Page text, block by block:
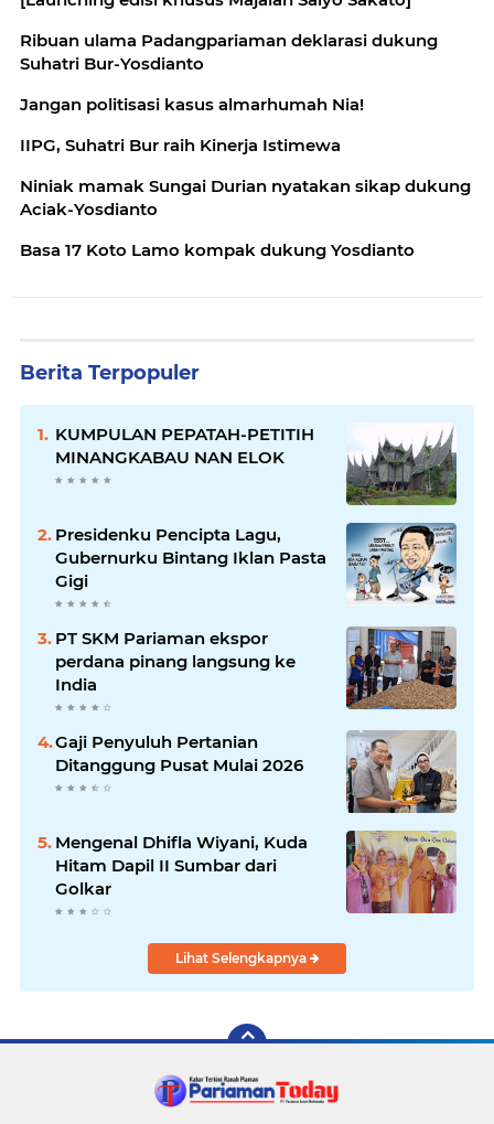
Ribuan ulama Padangpariaman deklarasi dukung
Suhatri Bur-Yosdianto
Jangan politisasi kasus almarhumah Nia!
IIPG, Suhatri Bur raih Kinerja Istimewa
Niniak mamak Sungai Durian nyatakan sikap dukung
Aciak-Yosdianto
Basa 17 Koto Lamo kompak dukung Yosdianto
Berita Terpopuler
KUMPULAN PEPATAH-PETITIH
MINANGKABAU NAN ELOK
Presidenku Pencipta Lagu,
Gubernurku Bintang Iklan Pasta
Gigi
PT SKM Pariaman ekspor
perdana pinang langsung ke
India
Gaji Penyuluh Pertanian
Ditanggung Pusat Mulai 2026
Mengenal Dhifla Wiyani, Kuda
Hitam Dapil II Sumbar dari
Golkar
Lihat Selengkapnya